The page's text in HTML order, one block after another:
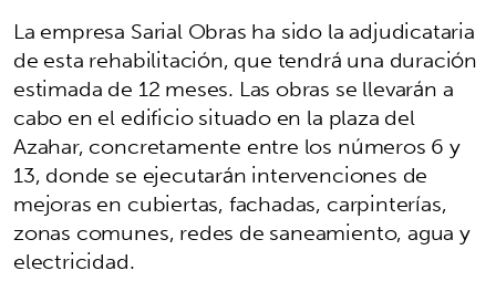
La empresa Sarial Obras ha sido la adjudicataria
de esta rehabilitación, que tendrá una duración
estimada de 12 meses. Las obras se llevarán a
cabo en el edificio situado en la plaza del
Azahar, concretamente entre los números 6 y
13, donde se ejecutarán intervenciones de
mejoras en cubiertas, fachadas, carpinterías,
zonas comunes, redes de saneamiento, agua y
electricidad.